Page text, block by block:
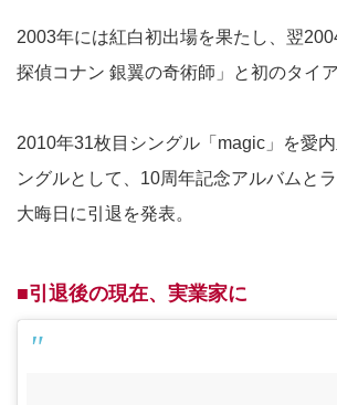
2003年には紅白初出場を果たし、翌
探偵コナン 銀翼の奇術師」と初のタイア
2010年31枚目シングル「magic」を愛
ングルとして、10周年記念アルバムと
大晦日に引退を発表。
■引退後の現在、実業家に